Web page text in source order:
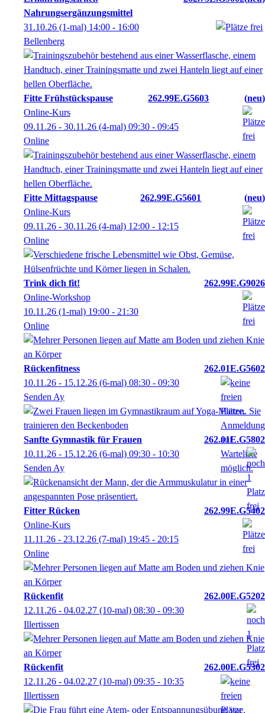
Nahrungsergänzungsmittel
31.10.26 (1-mal) 14:00 - 16:00
Bellenberg
Fitte Frühstückspause 262.99E.G5603
neu
Online-Kurs
09.11.26 - 30.11.26 (4-mal) 09:30 - 09:45
Online
Fitte Mittagspause 262.99E.G5601
neu
Online-Kurs
09.11.26 - 30.11.26 (4-mal) 12:00 - 12:15
Online
Trink dich fit!
262.99E.G9026
Online-Workshop
10.11.26 (1-mal) 19:00 - 21:30
Online
Rückenfitness
262.01E.G5602
10.11.26 - 15.12.26 (6-mal) 08:30 - 09:30
Senden Ay
Sanfte Gymnastik für Frauen
262.01E.G5802
10.11.26 - 15.12.26 (6-mal) 09:30 - 10:30
Senden Ay
Fitter Rücken
262.99E.G5402
Online-Kurs
11.11.26 - 23.12.26 (7-mal) 19:45 - 20:15
Online
Rückenfit
262.00E.G5202
12.11.26 - 04.02.27 (10-mal) 08:30 - 09:30
Illertissen
Rückenfit
262.00E.G5302
12.11.26 - 04.02.27 (10-mal) 09:35 - 10:35
Illertissen